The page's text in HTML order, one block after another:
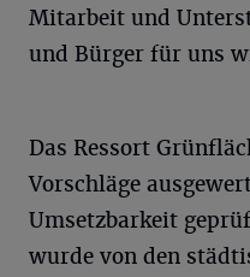
Mitarbeit und
und Bürger für uns
Das Ressort
Vorschläge
Umsetzbarkeit
wurde von den